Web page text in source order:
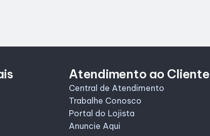
Atendimento ao Cliente
Central de Atendimento
Trabalhe Conosco
Portal do Lojista
Anuncie Aqui